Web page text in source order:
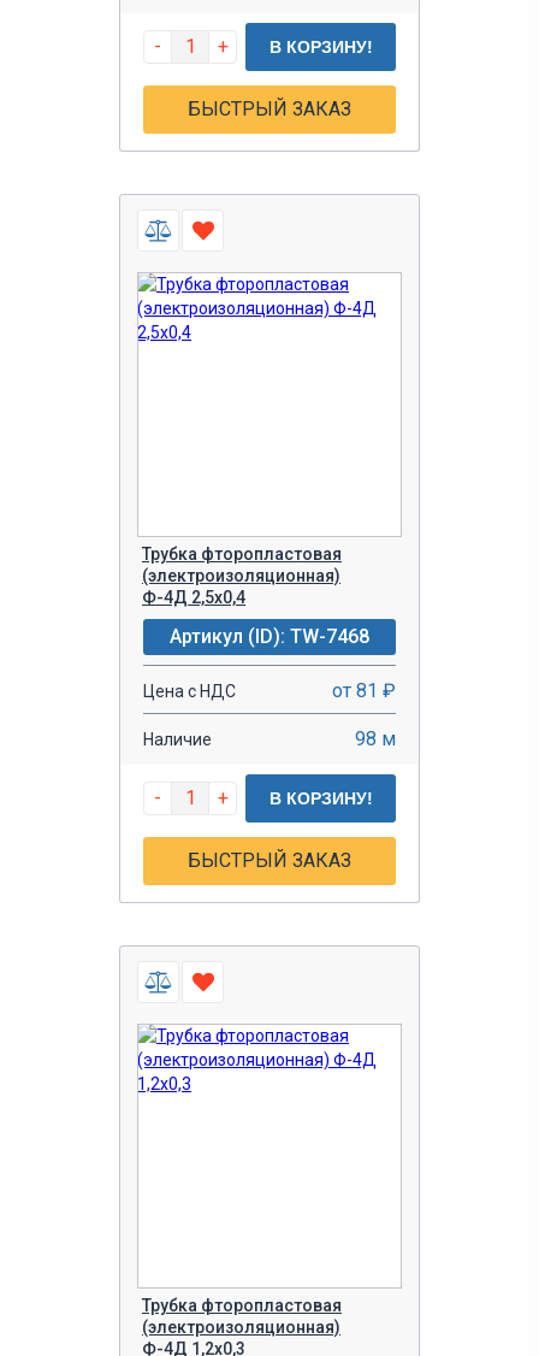
- + В КОРЗИНУ!
БЫСТРЫЙ ЗАКАЗ
Трубка фторопластовая
(электроизоляционная)
Ф-4Д 2,5х0,4
Артикул (ID): TW-7468
Цена с НДС от 81 ₽
Наличие 98 м
- + В КОРЗИНУ!
БЫСТРЫЙ ЗАКАЗ
Трубка фторопластовая
(электроизоляционная)
Ф-4Д 1,2х0,3